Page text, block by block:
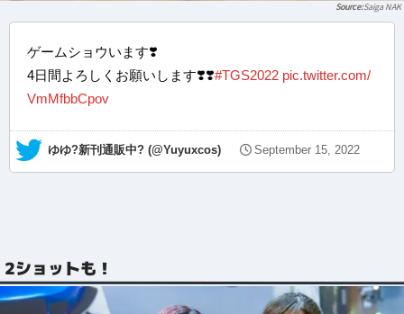
Saiga NAK
ゲームショウいます❣️
4日間よろしくお願いします❣️❣️#TGS2022 pic.twitter.com/
VmMfbbCpov
— ゆゆ?新刊通販中? (@Yuyuxcos) September 15, 2022
2ショットも！